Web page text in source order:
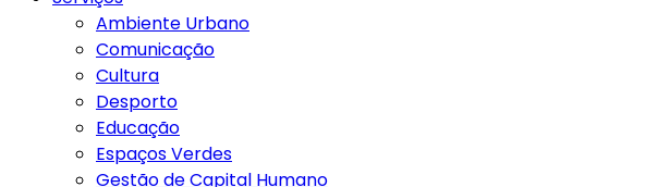
Ambiente Urbano
Comunicação
Cultura
Desporto
Educação
Espaços Verdes
Gestão de Capital Humano